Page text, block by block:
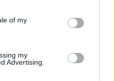
purposes in below Google
of my
my
Advertising.
illette azt is, hogy az
hiszen annak non-
kellene.